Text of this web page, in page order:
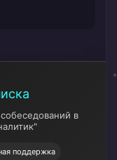
в
поддержка